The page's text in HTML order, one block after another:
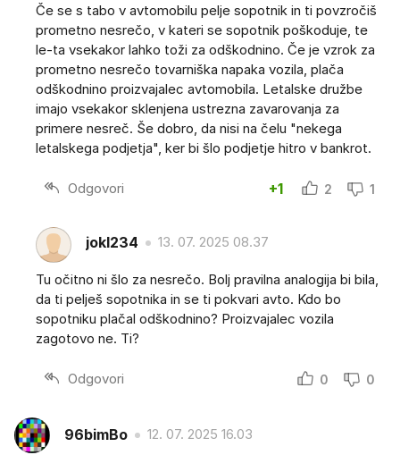
Če se s tabo v avtomobilu pelje sopotnik in ti povzročiš
prometno nesrečo, v kateri se sopotnik poškoduje, te
le-ta vsekakor lahko toži za odškodnino. Če je vzrok za
prometno nesrečo tovarniška napaka vozila, plača
odškodnino proizvajalec avtomobila. Letalske družbe
imajo vsekakor sklenjena ustrezna zavarovanja za
primere nesreč. Še dobro, da nisi na čelu "nekega
letalskega podjetja", ker bi šlo podjetje hitro v bankrot.
Odgovori +1 2 1
jokl234 13. 07. 2025 08.37
Tu očitno ni šlo za nesrečo. Bolj pravilna analogija bi bila,
da ti pelješ sopotnika in se ti pokvari avto. Kdo bo
sopotniku plačal odškodnino? Proizvajalec vozila
zagotovo ne. Ti?
Odgovori 0 0
96bimBo 12. 07. 2025 16.03